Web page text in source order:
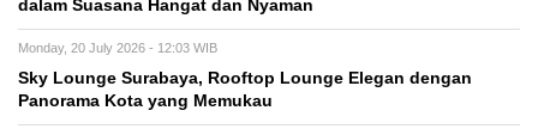
dalam Suasana Hangat dan Nyaman
Monday, 20 July 2026 - 12:03 WIB
Sky Lounge Surabaya, Rooftop Lounge Elegan dengan
Panorama Kota yang Memukau